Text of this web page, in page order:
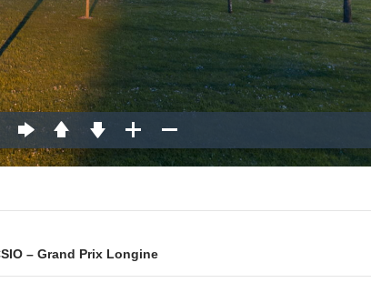
– Grand Prix Longine